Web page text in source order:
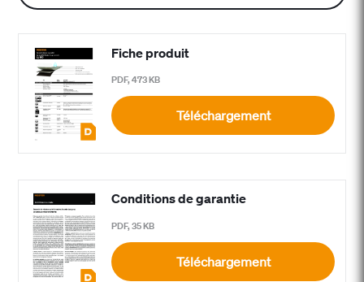
Fiche produit
PDF, 473 KB
Téléchargement
Conditions de garantie
PDF, 35 KB
Téléchargement